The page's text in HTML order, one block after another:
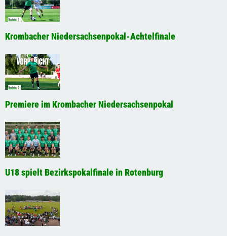
Krombacher Niedersachsenpokal-Achtelfinale
Premiere im Krombacher Niedersachsenpokal
U18 spielt Bezirkspokalfinale in Rotenburg